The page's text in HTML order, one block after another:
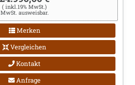
( inkl.19% MwSt.)
MwSt. ausweisbar.
Merken
Vergleichen
Kontakt
Anfrage